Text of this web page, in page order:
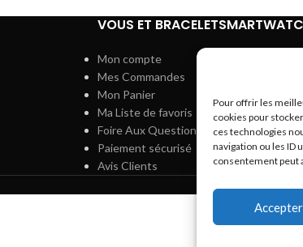
Pour offrir les
cookies pour
ces technologies
navigation ou les ID
consentement peut
Accepter
VOUS ET
Mon compte
Mes Commandes
Mon Panier
Ma Liste de favoris
Foire Aux Questions
Paiement sécurisé
Avis Clients